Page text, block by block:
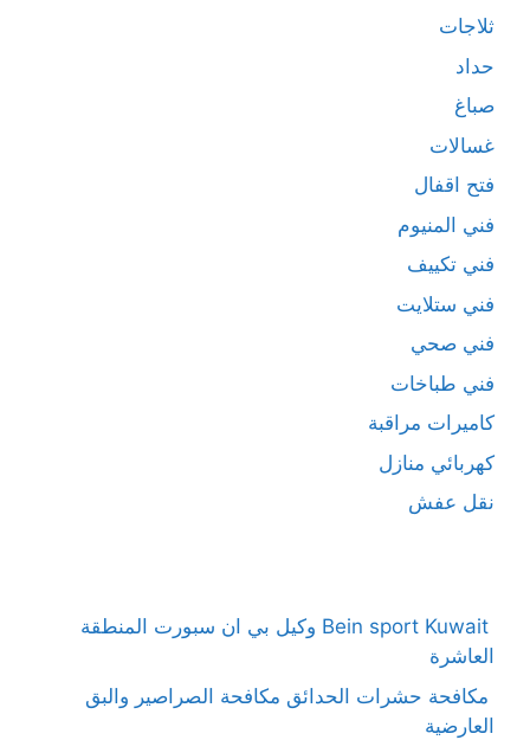
ثلاجات
حداد
صباغ
غسالات
فتح اقفال
فني المنيوم
فني تكييف
فني ستلايت
فني صحي
فني طباخات
كاميرات مراقبة
كهربائي منازل
نقل عفش
Bein sport Kuwait وكيل بي ان سبورت المنطقة
العاشرة
مكافحة حشرات الحدائق مكافحة الصراصير والبق
العارضية